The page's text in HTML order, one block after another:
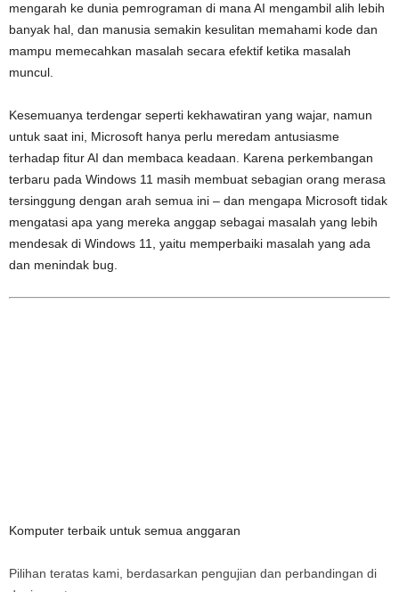
mengarah ke dunia pemrograman di mana AI mengambil alih lebih
banyak hal, dan manusia semakin kesulitan memahami kode dan
mampu memecahkan masalah secara efektif ketika masalah
muncul.
Kesemuanya terdengar seperti kekhawatiran yang wajar, namun
untuk saat ini, Microsoft hanya perlu meredam antusiasme
terhadap fitur AI dan membaca keadaan. Karena perkembangan
terbaru pada Windows 11 masih membuat sebagian orang merasa
tersinggung dengan arah semua ini – dan mengapa Microsoft tidak
mengatasi apa yang mereka anggap sebagai masalah yang lebih
mendesak di Windows 11, yaitu memperbaiki masalah yang ada
dan menindak bug.
Komputer terbaik untuk semua anggaran
Pilihan teratas kami, berdasarkan pengujian dan perbandingan di